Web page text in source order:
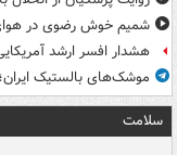
شمیم خوش رضوی در
هشدار افسر ارشد
موشک‌های بالستیک
سلامت